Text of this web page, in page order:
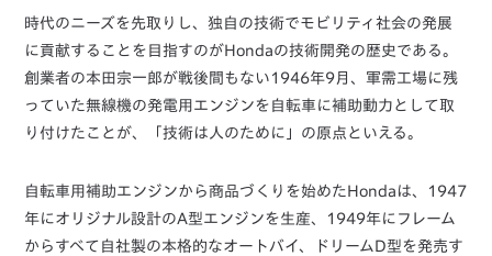
時代のニーズを先取りし、独自の技術でモビリティ社会の発展
に貢献することを目指すのがHondaの技術開発の歴史である。
創業者の本田宗一郎が戦後間もない1946年9月、軍需工場に残
っていた無線機の発電用エンジンを自転車に補助動力として取
り付けたことが、「技術は人のために」の原点といえる。
自転車用補助エンジンから商品づくりを始めたHondaは、1947
年にオリジナル設計のA型エンジンを生産、1949年にフレーム
からすべて自社製の本格的なオートバイ、ドリームD型を発売す